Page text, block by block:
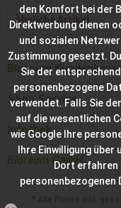
Ähnliche Artikel
Bioraum
Shop Service
Infothek
Bioraum GmbH
* Alle Preise inkl.
den Komfort bei der
Direktwerbung dienen
und sozialen
Zustimmung gesetzt.
Sie der
personenbezogene
verwendet. Falls Sie
auf die wesentlichen
wie Google Ihre
Ihre Einwilligung
Dort erfahren
personenbezogenen